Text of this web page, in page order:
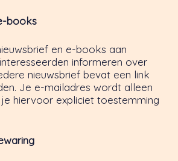
books
en e-books aan
informeren over
nieuwsbrief bevat een link
Je e-mailadres wordt alleen
hiervoor expliciet toestemming